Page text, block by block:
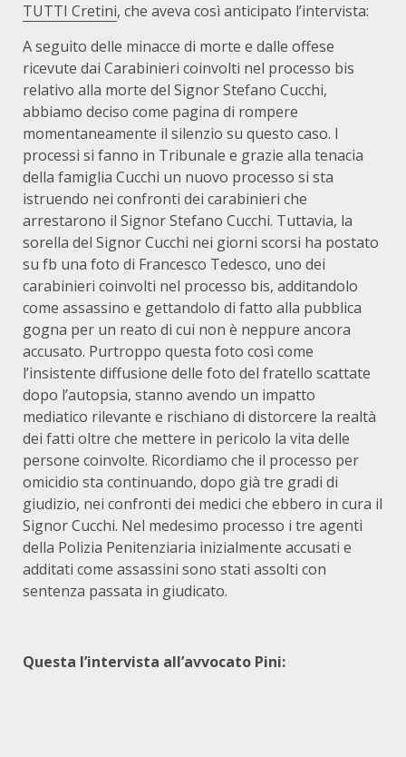
TUTTI Cretini, che aveva così anticipato l’intervista:
A seguito delle minacce di morte e dalle offese
ricevute dai Carabinieri coinvolti nel processo bis
relativo alla morte del Signor Stefano Cucchi,
abbiamo deciso come pagina di rompere
momentaneamente il silenzio su questo caso. I
processi si fanno in Tribunale e grazie alla tenacia
della famiglia Cucchi un nuovo processo si sta
istruendo nei confronti dei carabinieri che
arrestarono il Signor Stefano Cucchi. Tuttavia, la
sorella del Signor Cucchi nei giorni scorsi ha postato
su fb una foto di Francesco Tedesco, uno dei
carabinieri coinvolti nel processo bis, additandolo
come assassino e gettandolo di fatto alla pubblica
gogna per un reato di cui non è neppure ancora
accusato. Purtroppo questa foto così come
l’insistente diffusione delle foto del fratello scattate
dopo l’autopsia, stanno avendo un impatto
mediatico rilevante e rischiano di distorcere la realtà
dei fatti oltre che mettere in pericolo la vita delle
persone coinvolte. Ricordiamo che il processo per
omicidio sta continuando, dopo già tre gradi di
giudizio, nei confronti dei medici che ebbero in cura il
Signor Cucchi. Nel medesimo processo i tre agenti
della Polizia Penitenziaria inizialmente accusati e
additati come assassini sono stati assolti con
sentenza passata in giudicato.
Questa l’intervista all’avvocato Pini: